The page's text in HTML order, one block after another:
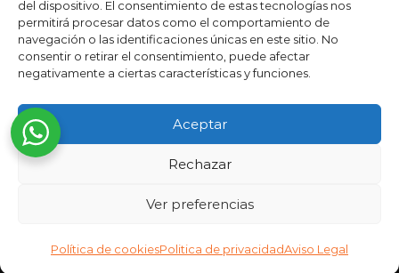
del dispositivo. El consentimiento de estas tecnologías nos
permitirá procesar datos como el comportamiento de
navegación o las identificaciones únicas en este sitio. No
consentir o retirar el consentimiento, puede afectar
negativamente a ciertas características y funciones.
Aceptar
Rechazar
Ver preferencias
Política de cookiesPolitica de privacidadAviso Legal
★★★★★
La verdad es que fue una compra muy económica, la
día. ¡Estoy muy satisfecha con la atención al cliente y el
servicio!
Desarrollado por